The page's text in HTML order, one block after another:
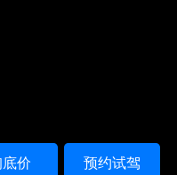
预约试驾
底价